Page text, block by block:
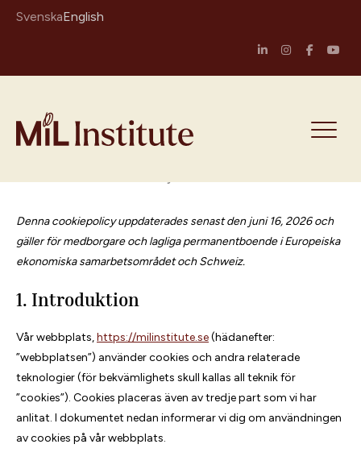
SkipSvenskaEnglish
Home
Denna cookiepolicy uppdaterades senast den juni 16, 2026 och
gäller för medborgare och lagliga permanentboende i Europeiska
ekonomiska samarbetsområdet och Schweiz.
1. Introduktion
Vår webbplats,https://milinstitute.se(hädanefter:
”webbplatsen”) använder cookies och andra relaterade
teknologier (för bekvämlighets skull kallas all teknik för
”cookies”). Cookies placeras även av tredje part som vi har
anlitat. I dokumentet nedan informerar vi dig om användningen
av cookies på vår webbplats.